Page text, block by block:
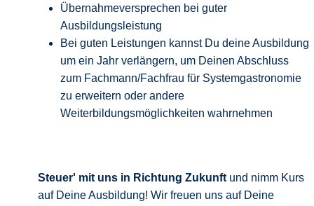
Übernahmeversprechen bei guter
Ausbildungsleistung
Bei guten Leistungen kannst Du deine Ausbildung
um ein Jahr verlängern, um Deinen Abschluss
zum Fachmann/Fachfrau für Systemgastronomie
zu erweitern oder andere
Weiterbildungsmöglichkeiten wahrnehmen
Steuer' mit uns in Richtung Zukunft und nimm Kurs
auf Deine Ausbildung! Wir freuen uns auf Deine